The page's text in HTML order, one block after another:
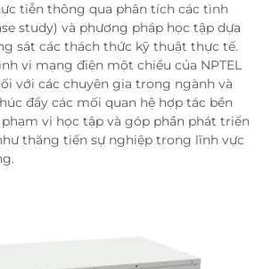
tiễn thông qua phân tích các tình
study) và phương pháp học tập dựa
sát các thách thức kỹ thuật thực tế.
vi mạng điện một chiều của NPTEL
với các chuyên gia trong ngành và
đẩy các mối quan hệ hợp tác bền
vi học tập và góp phần phát triển
thăng tiến sự nghiệp trong lĩnh vực